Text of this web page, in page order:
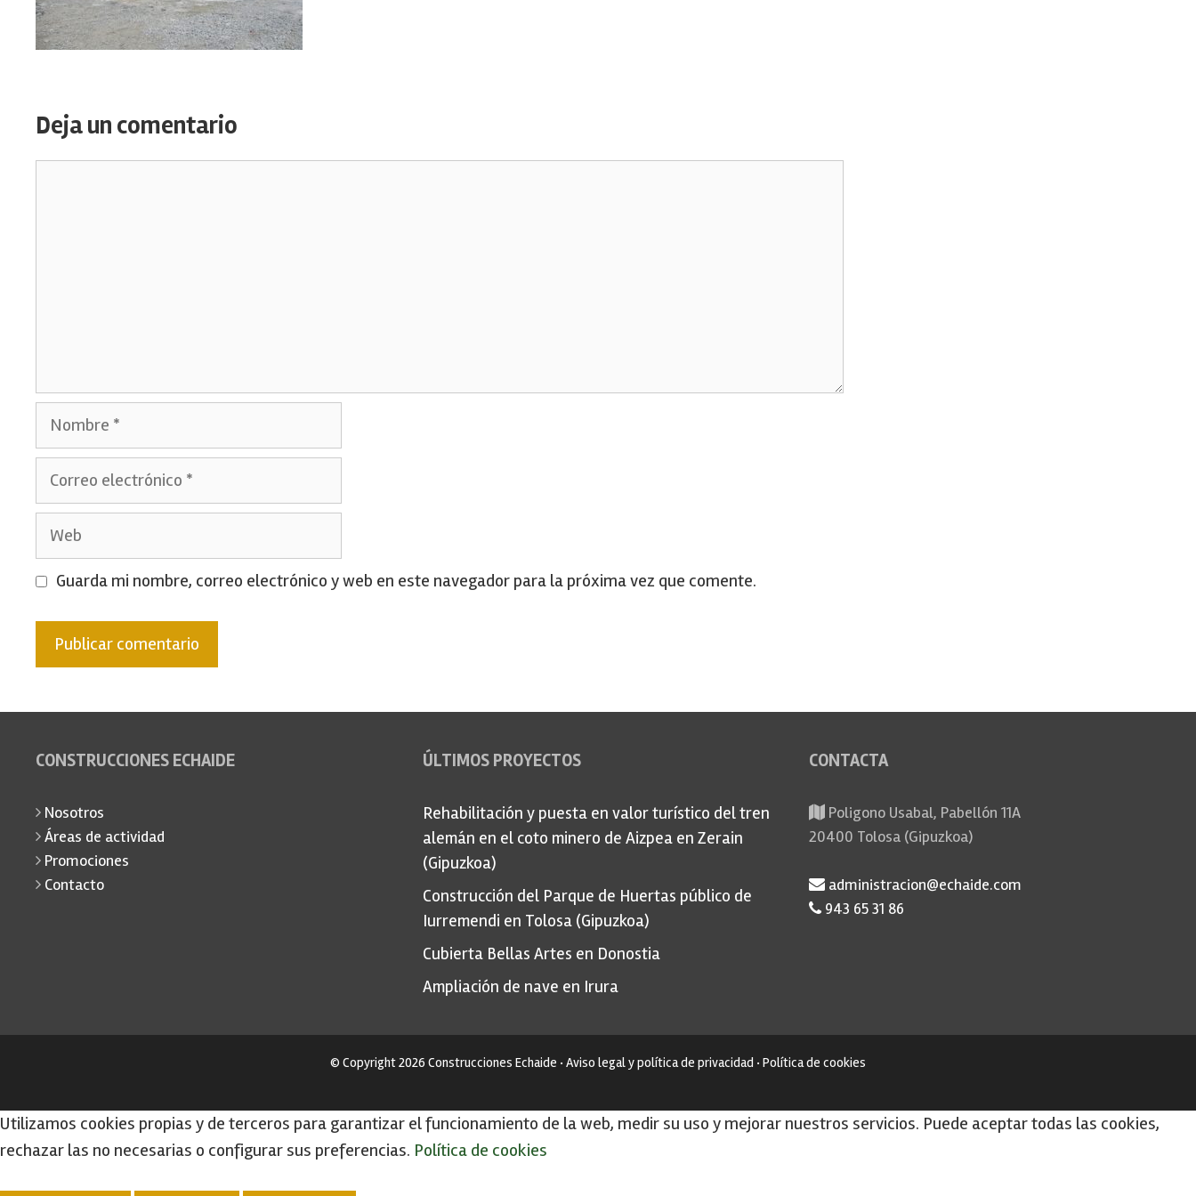
Deja un comentario
Nombre
Correo
Web
Guarda mi nombre, correo electrónico y web en este navegador para la próxima vez que comente.
CONSTRUCCIONES ECHAIDE
Nosotros
Áreas de actividad
Promociones
Contacto
ÚLTIMOS PROYECTOS
Rehabilitación y puesta en valor turístico del tren
alemán en el coto minero de Aizpea en Zerain
(Gipuzkoa)
Construcción del Parque de Huertas público de
Iurremendi en Tolosa (Gipuzkoa)
Cubierta Bellas Artes en Donostia
Ampliación de nave en Irura
CONTACTA
Poligono Usabal, Pabellón 11A
20400 Tolosa (Gipuzkoa)
administracion@echaide.com
943 65 31 86
© Copyright 2026 Construcciones Echaide · Aviso legal y política de privacidad · Política de cookies
Utilizamos cookies propias y de terceros para garantizar el funcionamiento de la web, medir su uso y mejorar nuestros servicios. Puede aceptar todas las cookies,
rechazar las no necesarias o configurar sus preferencias. Política de cookies